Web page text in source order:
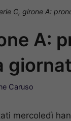
C, girone A:
A:
Caruso
mercoledì